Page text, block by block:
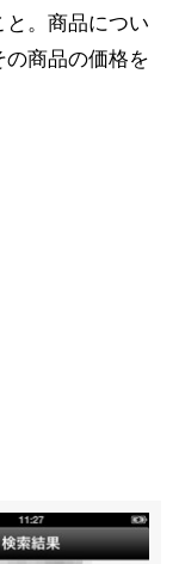
。商品につい
商品の価格を